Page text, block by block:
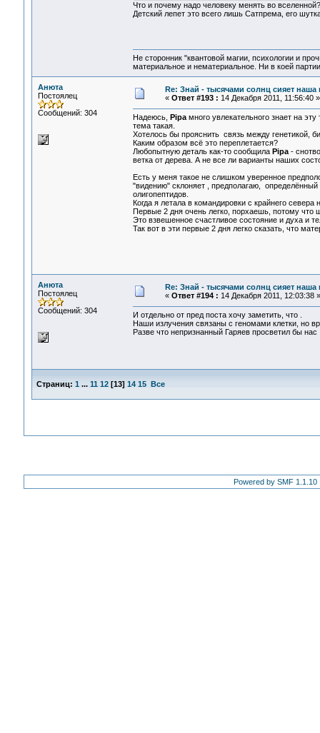
Что и почему надо человеку менять во вселенной?
Детский лепет это всего лишь Сатпрема, его
Не сторонник "квантовой магии, психологии и
материальное и нематериальное. Ни в коей
Анюта
Постоялец
Сообщений: 304
Re: Знай - тысячами солнц сияет наша
« Ответ #193 : 14 Декабря 2011, 11:56:40 »
Надеюсь, Pipaмного увлекательного знает на
тема такая.
Хотелось бы прояснить связь между
Каким образом всё это переплетается?
Любопытную деталь как-то сообщила Pipa-
ветка от дерева. А не все ли варианты наших
Есть у меня такое не слишком уверенное
"видению" склоняет , предполагаю,
олигопептидов.
Когда я летала в командировки с крайнего
Первые 2 дня очень легко, порхаешь, потому
Это взвешенное счастливое состояние и духа и
Так вот в эти первые 2 дня легко сказать, что
Анюта
Постоялец
Сообщений: 304
Re: Знай - тысячами солнц сияет наша
« Ответ #194 : 14 Декабря 2011, 12:03:38 »
И отдельно от пред поста хочу заметить, что .
Наши излучения связаны с геномами клетки, но
Разве что непризнанный Гаряев просветил бы нас
Страниц: 1 ... 11 12[13] 14 15 Все
Powered by SMF 1.1.10